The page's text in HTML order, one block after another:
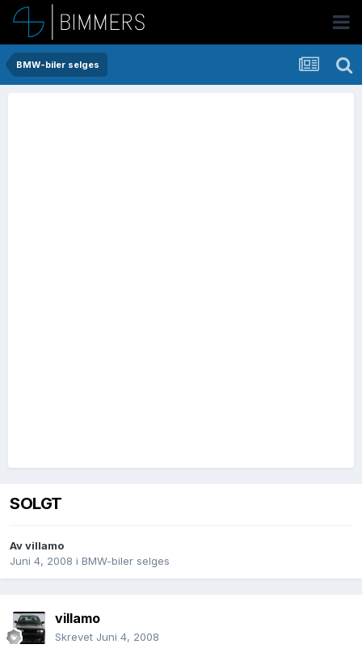
BMW-biler selges
SOLGT
Avvillamo
Juni 4, 2008 i BMW-biler selges
villamo
Skrevet Juni 4, 2008